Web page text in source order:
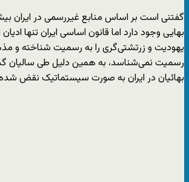
گفتنی است بر اساس منابع غیررسمی در ایران
بهایی وجود دارد اما قانون اساسی ایران تنها
یهودیت و زرتشتی‌گری را به رسمیت شناخته و
رسمیت نمی‌شناسد، به همین دلیل طی سالیان
بهائیان در ایران به صورت سیستماتیک نقض